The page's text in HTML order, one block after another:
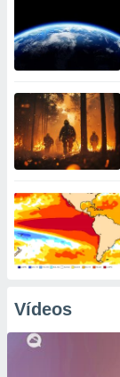
Vídeos